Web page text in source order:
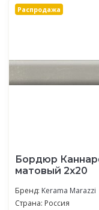
Распродажа
Бордюр
матовый 2x20
Бренд: Kerama Marazzi
Страна: Россия